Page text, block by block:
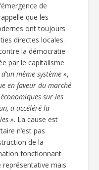
de
que les
ont toujours
directes locales.
la démocratie
par le capitalisme
même système »,
en faveur du marché
sur les
a accéléré la
». La cause est
n’est pas
de la
fonctionnant
représentative mais